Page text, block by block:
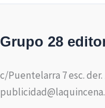
Grupo 28
c/Puentelarra 7 esc. der.